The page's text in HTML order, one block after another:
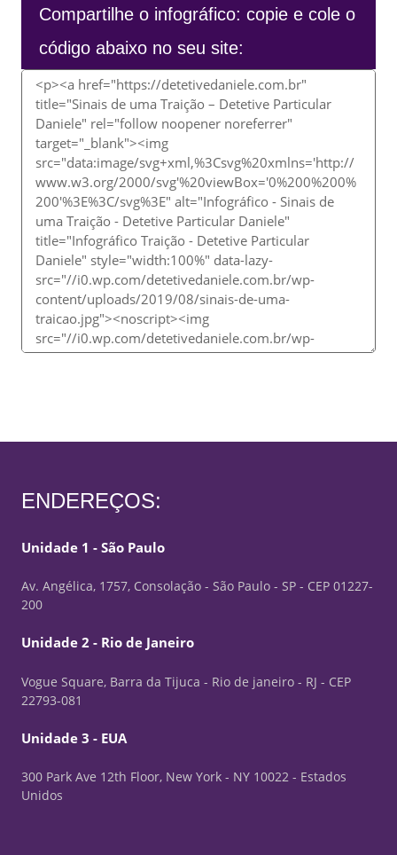
Compartilhe o infográfico: copie e cole o
código abaixo no seu site:
ENDEREÇOS:
Unidade 1 - São Paulo
Av. Angélica, 1757, Consolação - São Paulo - SP - CEP 01227-
200
Unidade 2 - Rio de Janeiro
Vogue Square, Barra da Tijuca - Rio de janeiro - RJ - CEP
22793-081
Unidade 3 - EUA
300 Park Ave 12th Floor, New York - NY 10022 - Estados
Unidos